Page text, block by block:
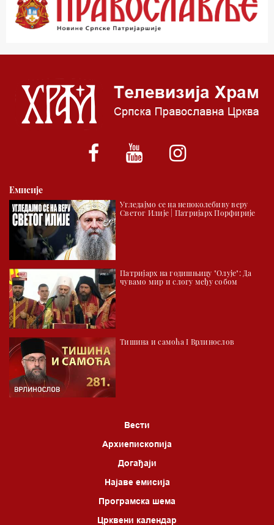
01.03 Живе речи - подкаст
*најважније вести емитујемо на сваки пун сат
Емисије
Угледајмо се на непоколебиву веру
Светог Илије | Патријарх Порфирије
Патријарх на годишњицу "Олује": Да
чувамо мир и слогу међу собом
Тишина и самоћа I Врлинослов
Вести
Архиепископија
Догађаји
Најаве емисија
Програмска шема
Црквени календар